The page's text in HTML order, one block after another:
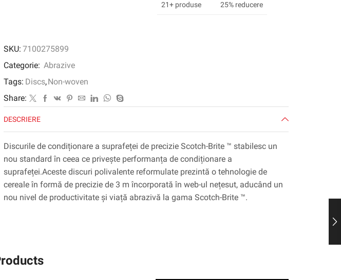
precizie
Scotch-
™,
PN-
DH,
mediu,
100
mm
x
mm,
25
pe
21+ produse
25% reducere
SKU: 7100275899
Categorie: Abrazive
Tags: Discs,Non-woven
Share:
DESCRIERE
Discurile de condiționare a suprafeței de precizie Scotch-Brite ™ stabilesc un
nou standard în ceea ce privește performanța de condiționare a
suprafeței.Aceste discuri polivalente reformulate prezintă o tehnologie de
cereale în formă de precizie de 3 m încorporată în web-ul nețesut, aducând un
nou nivel de productivitate și viață abrazivă la gama Scotch-Brite ™.